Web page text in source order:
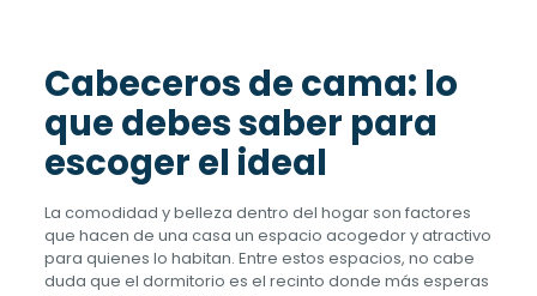
Cabeceros de cama: lo
que debes saber para
escoger el ideal
La comodidad y belleza dentro del hogar son factores
que hacen de una casa un espacio acogedor y atractivo
para quienes lo habitan. Entre estos espacios, no cabe
duda que el dormitorio es el recinto donde más esperas